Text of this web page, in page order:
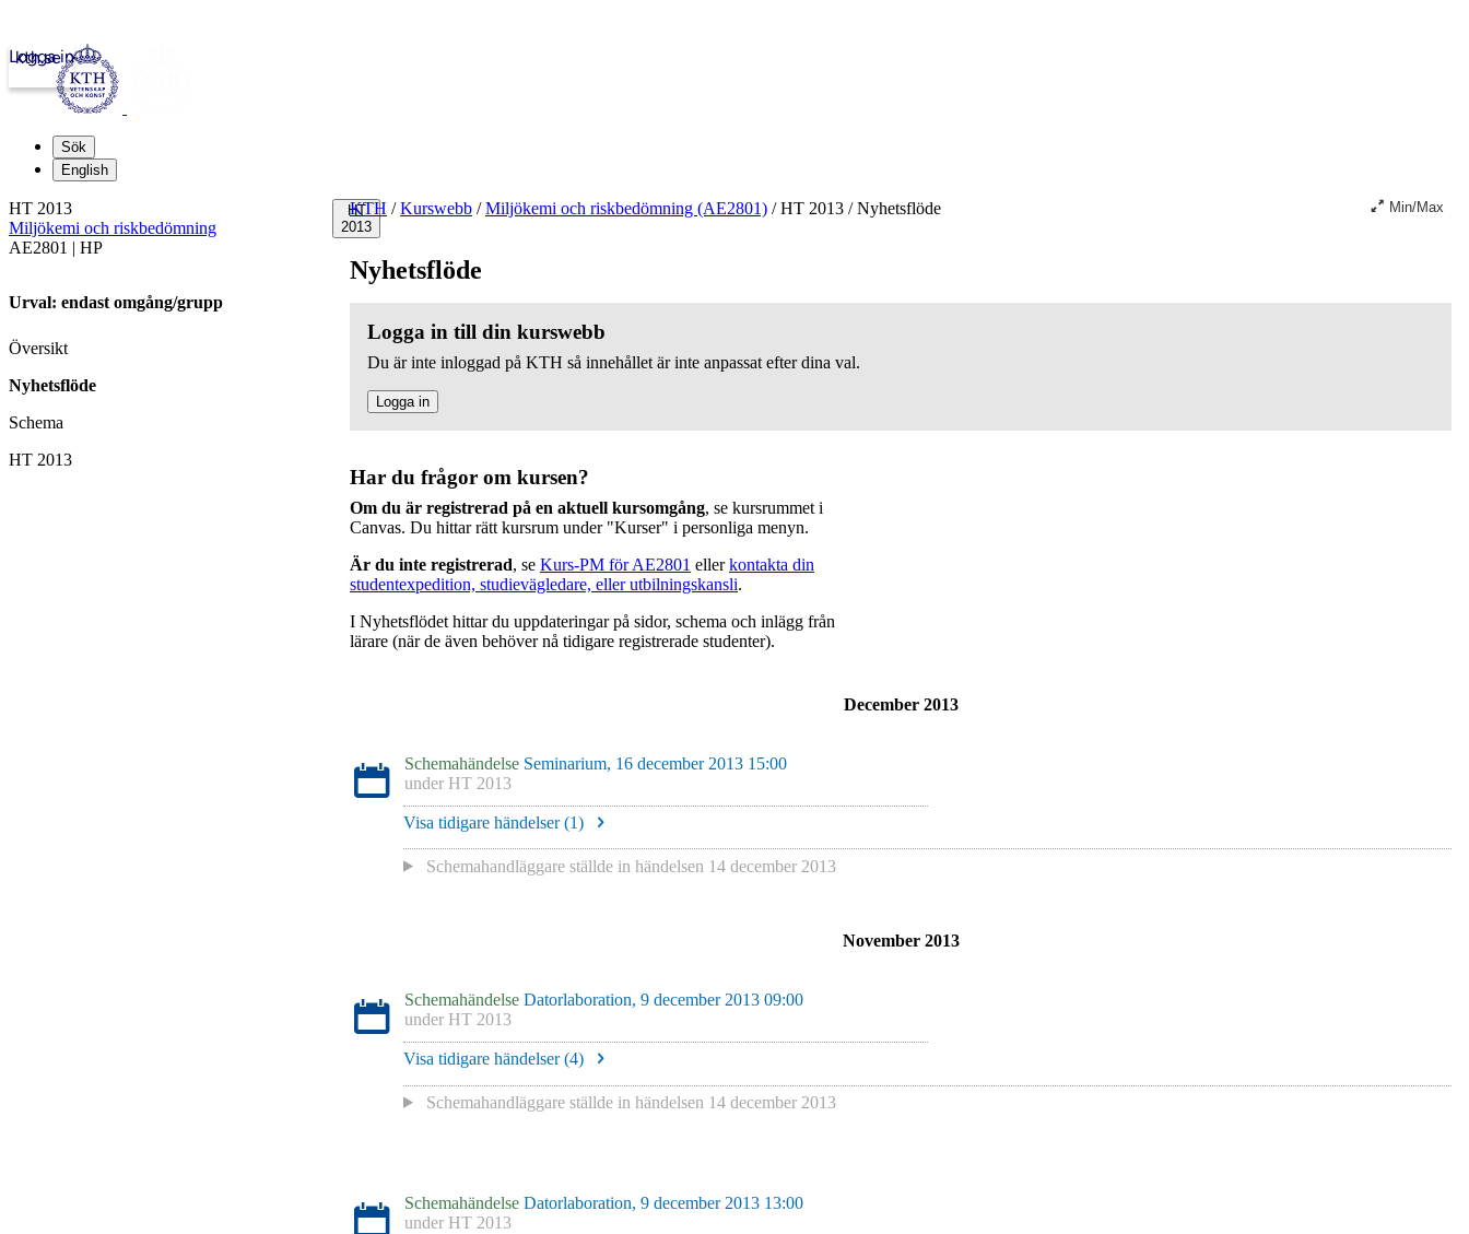
kth.se
Logga in
Sök
English
HT
2013
KTH / Kurswebb / Miljökemi och riskbedömning (AE2801) /HT 2013 /Nyhetsflöde Min/Max
Nyhetsflöde
Logga in till din kurswebb
Du är inte inloggad på KTH så innehållet är inte anpassat efter dina val.
Logga in
Har du frågor om kursen?
Om du är registrerad på en aktuell kursomgång, se kursrummet i
Canvas. Du hittar rätt kursrum under "Kurser" i personliga menyn.
Är du inte registrerad, se Kurs-PM för AE2801 ellerkontakta din
studentexpedition, studievägledare, eller utbilningskansli.
I Nyhetsflödet hittar du uppdateringar på sidor, schema och inlägg från
lärare (när de även behöver nå tidigare registrerade studenter).
December 2013
Schemahändelse Seminarium, 16 december 2013 15:00
under HT 2013
Visa tidigare händelser (1)
Schemahandläggare ställde in händelsen 14 december 2013
November 2013
Schemahändelse Datorlaboration, 9 december 2013 09:00
under HT 2013
Visa tidigare händelser (4)
Schemahandläggare ställde in händelsen 14 december 2013
Schemahändelse Datorlaboration, 9 december 2013 13:00
under HT 2013
HT 2013
Miljökemi och riskbedömning
AE2801 | HP
Urval: endast omgång/grupp
Översikt
Nyhetsflöde
Schema
HT 2013